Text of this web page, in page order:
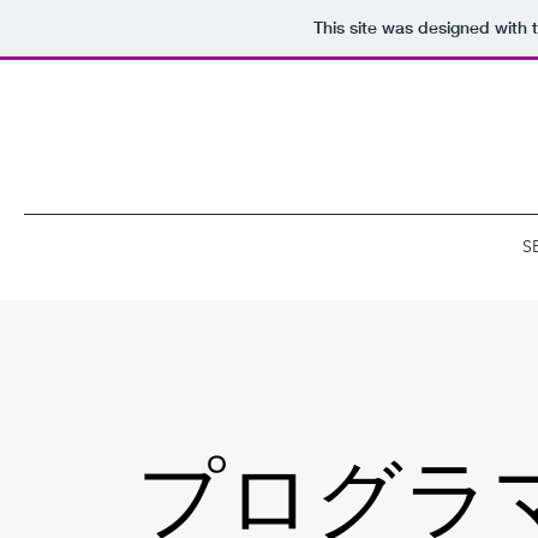
This site was designed with
プログラ